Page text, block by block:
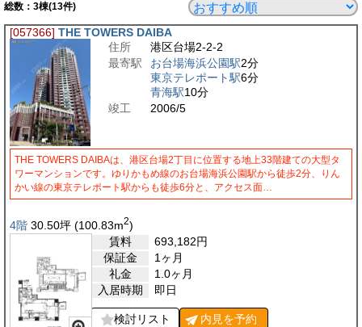
総数： 3棟(13件)
[057366] THE TOWERS DAIBA
住所
港区台場2-2-2
最寄駅
お台場海浜公園駅2分
東京テレポート駅6分
青海駅10分
竣工
2006/5
THE TOWERS DAIBAは、港区台場2丁目に位置する地上33階建ての大型タ
ワーマンションです。ゆりかもめ線のお台場海浜公園駅から徒歩2分、りん
かい線の東京テレポート駅からも徒歩6分と、アクセス面…
4階 30.50坪 (100.83m2)
賃料
693,182円
保証金
1ヶ月
礼金
1.0ヶ月
入居時期
即日
検討リスト 内見を予約